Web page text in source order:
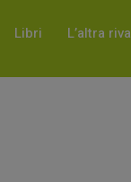
Libri L’altra riva